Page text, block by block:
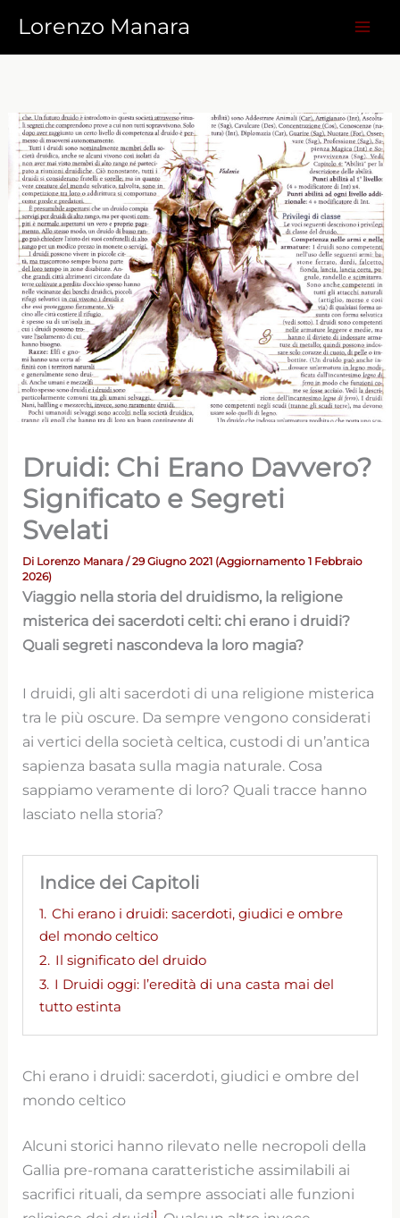
contenuto
Lorenzo Manara
Druidi: Chi Erano Davvero?
Significato e Segreti
Svelati
Di Lorenzo Manara/ 29 Giugno 2021 (Aggiornamento 1 Febbraio
2026)
Viaggio nella storia del druidismo, la religione
misterica dei sacerdoti celti: chi erano i druidi?
Quali segreti nascondeva la loro magia?
I druidi, gli alti sacerdoti di una religione misterica
tra le più oscure. Da sempre vengono considerati
ai vertici della società celtica, custodi di un’antica
sapienza basata sulla magia naturale. Cosa
sappiamo veramente di loro? Quali tracce hanno
lasciato nella storia?
Indice dei Capitoli
1. Chi erano i druidi: sacerdoti, giudici e ombre
del mondo celtico
2. Il significato del druido
3. I Druidi oggi: l’eredità di una casta mai del
tutto estinta
Chi erano i druidi: sacerdoti, giudici e ombre del
mondo celtico
Alcuni storici hanno rilevato nelle necropoli della
Gallia pre-romana caratteristiche assimilabili ai
sacrifici rituali, da sempre associati alle funzioni
1